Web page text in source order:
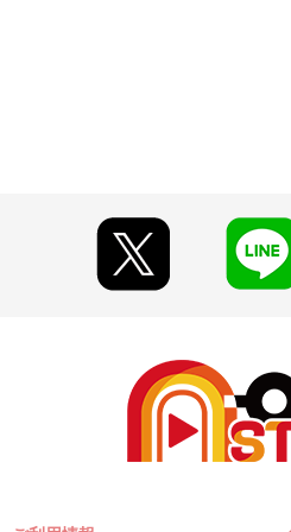
『A-on STORE』が承り、発送を
プ『A-on STORE』の会員登録（無
Pay-easy（ペイジー）」「WEB・
、ご注文日翌日までにメールにて
決済手続きが行われなかった場合